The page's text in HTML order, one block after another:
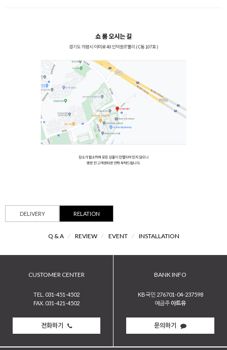
DELIVERY RELATION
Q & A / REVIEW / EVENT / INSTALLATION
CUSTOMER CENTER
TEL. 031-451-4502
FAX. 031-421-4502
전화하기
BANK INFO
KB국민 276701-04-237598
예금주 아트유
문의하기